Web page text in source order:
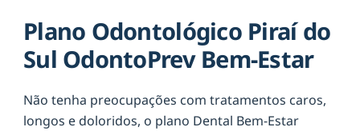
Plano Odontológico Piraí do
Sul OdontoPrev Bem-Estar
Não tenha preocupações com tratamentos caros,
longos e doloridos, o plano Dental Bem-Estar